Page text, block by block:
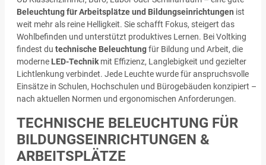
Beleuchtung für Arbeitsplätze und Bildungseinrichtungen ist
weit mehr als reine Helligkeit. Sie schafft Fokus, steigert das
Wohlbefinden und unterstützt produktives Lernen. Bei Voltking
findest du technische Beleuchtungfür Bildung und Arbeit, die
moderne LED-Technik mit Effizienz, Langlebigkeit und gezielter
Lichtlenkung verbindet. Jede Leuchte wurde für anspruchsvolle
Einsätze in Schulen, Hochschulen und Bürogebäuden konzipiert –
nach aktuellen Normen und ergonomischen Anforderungen.
TECHNISCHE BELEUCHTUNG FÜR
BILDUNGSEINRICHTUNGEN &
ARBEITSPLÄTZE